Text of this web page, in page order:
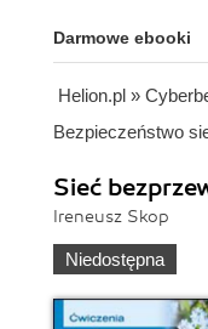
Darmowe ebooki
Helion.pl »
Bezpieczeństwo
Sieć
Ireneusz Skop
Niedostępna